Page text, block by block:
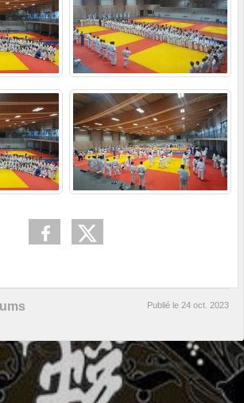
Publié le 24 oct. 2023